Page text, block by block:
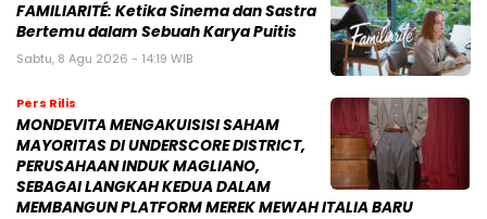
FAMILIARITÉ: Ketika Sinema dan Sastra
Bertemu dalam Sebuah Karya Puitis
Sabtu, 8 Agu 2026 - 14:19 WIB
Pers Rilis
MONDEVITA MENGAKUISISI SAHAM
MAYORITAS DI UNDERSCORE DISTRICT,
PERUSAHAAN INDUK MAGLIANO,
SEBAGAI LANGKAH KEDUA DALAM
MEMBANGUN PLATFORM MEREK MEWAH ITALIA BARU